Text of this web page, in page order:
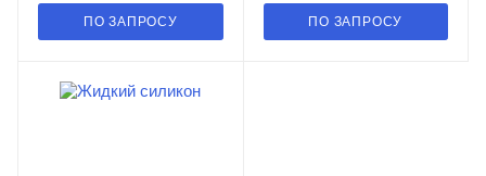
ПО ЗАПРОСУ ПО ЗАПРОСУ